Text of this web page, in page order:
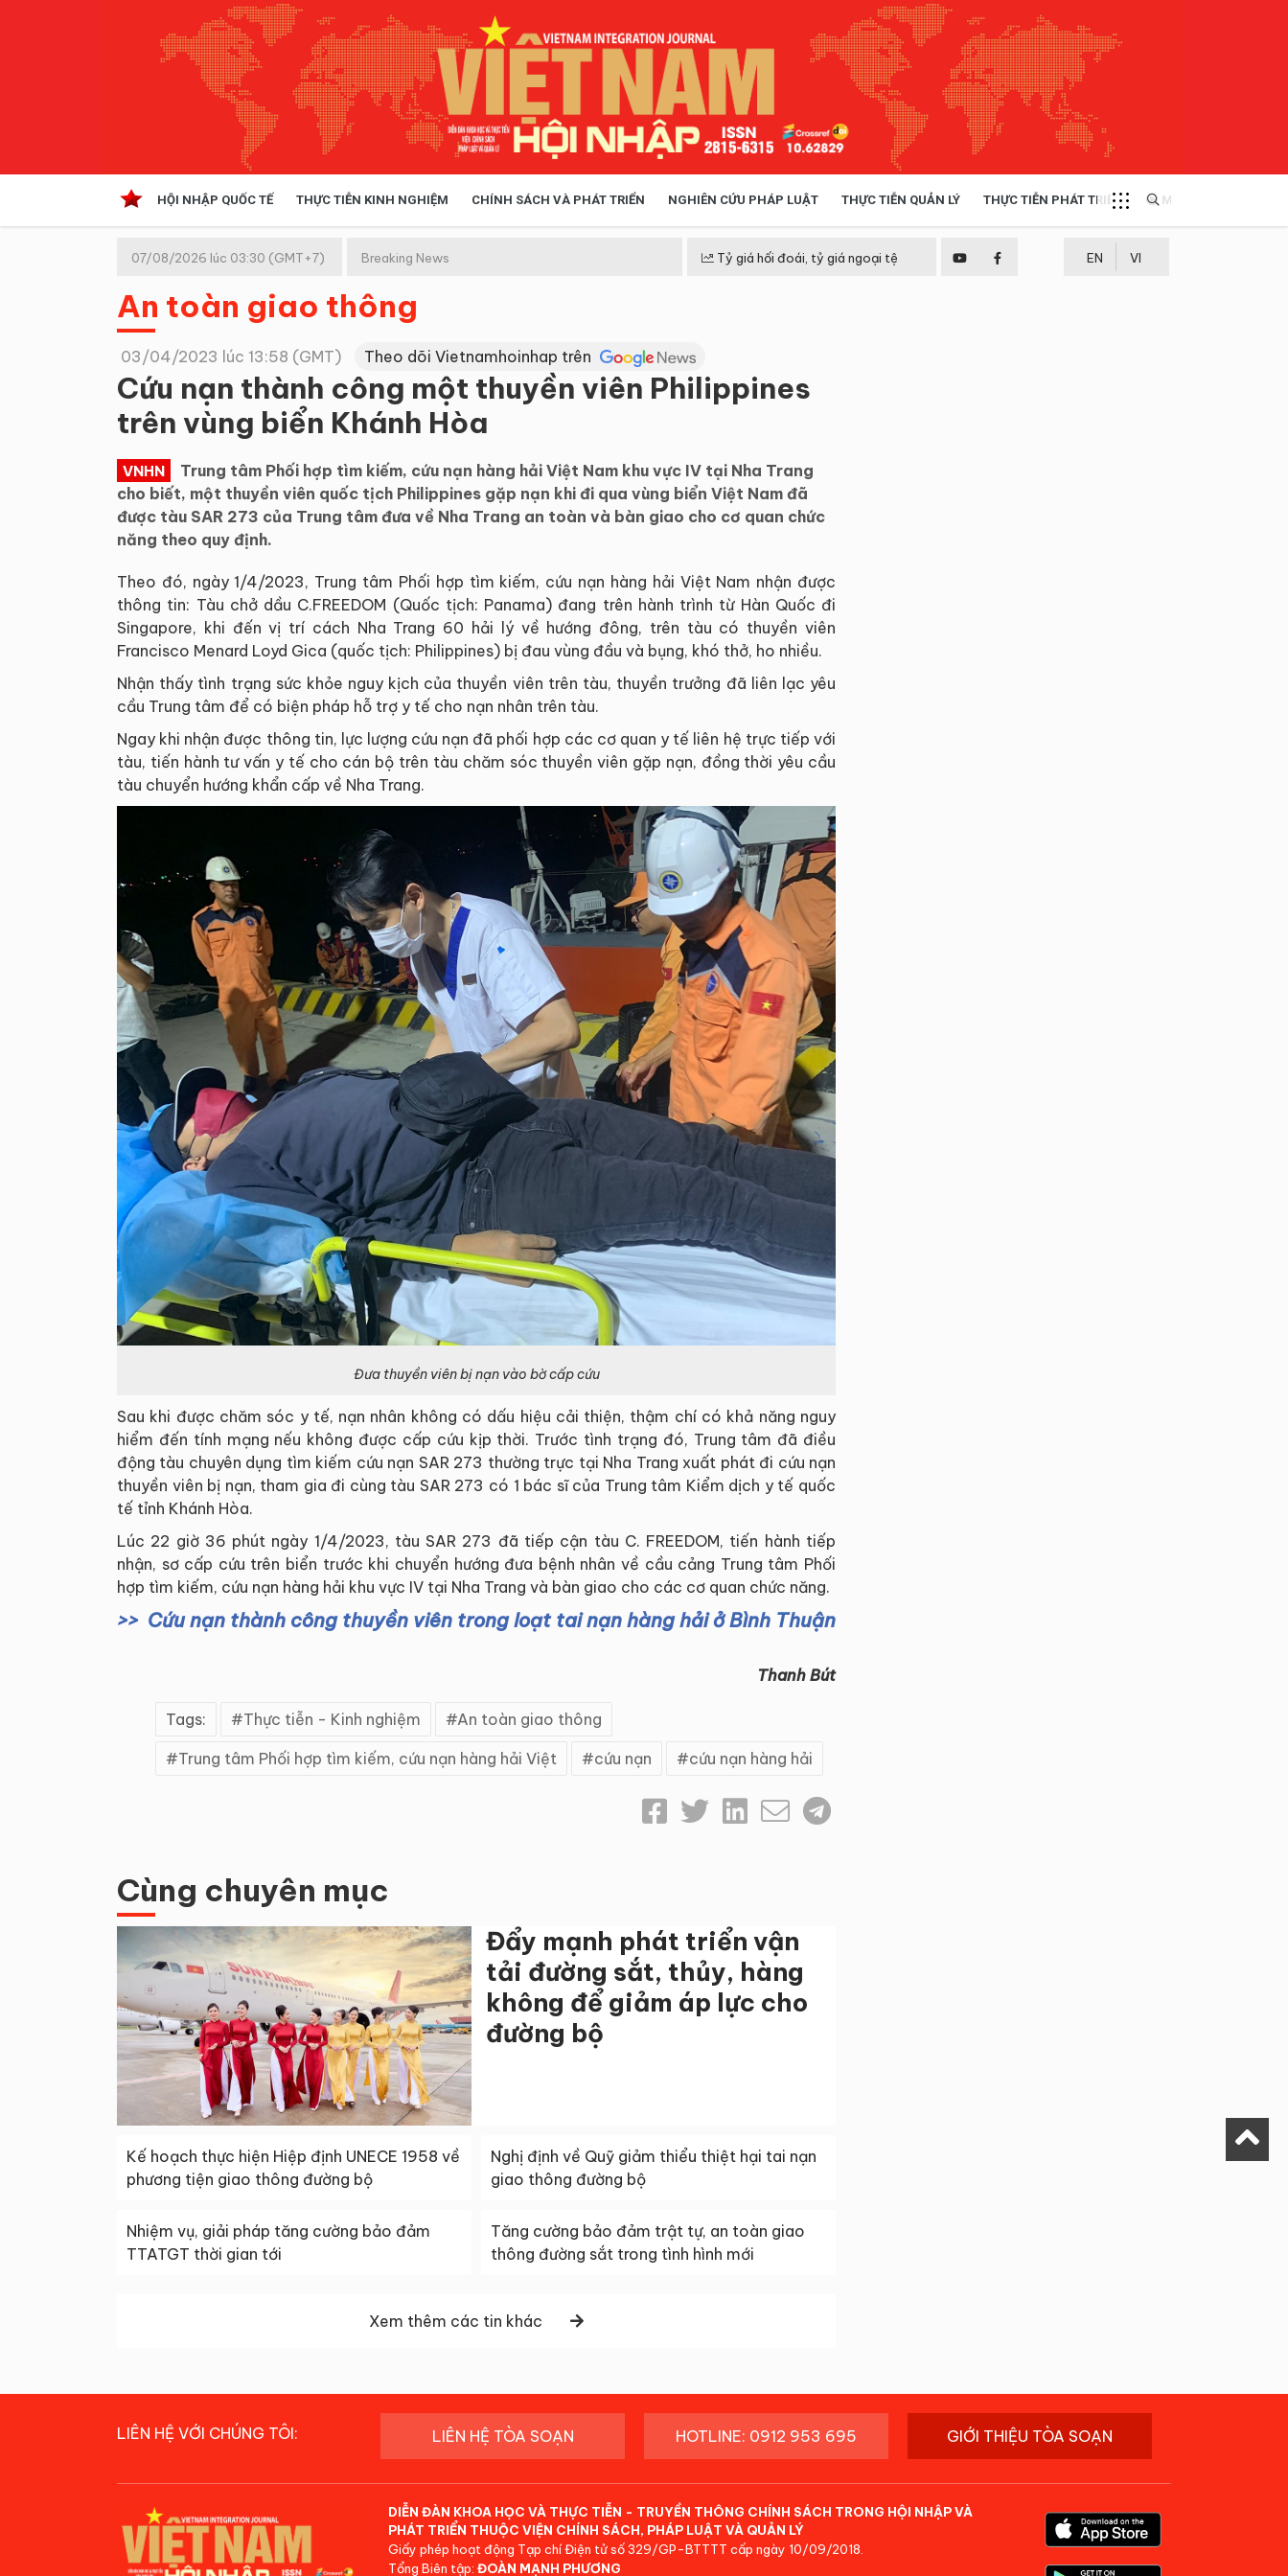
HỘI NHẬP QUỐC TẾ THỰC TIỄN KINH NGHIỆM CHÍNH SÁCH VÀ PHÁT TRIỂN NGHIÊN CỨU PHÁP LUẬT THỰC TIỄN QUẢN LÝ THỰC TIỄN PHÁT TRIỂN MULTIMEDIA
Kinh tế hội nhập
Doanh nghiệp
07/08/2026 lúc 03:30 (GMT+7) Breaking News Tỷ giá hối đoái, tỷ giá ngoại tệ EN VI
An toàn giao thông
03/04/2023 lúc 13:58 (GMT) Theo dõi Vietnamhoinhap trên
Cứu nạn thành công một thuyền viên Philippines
trên vùng biển Khánh Hòa
VNHN
Trung tâm Phối hợp tìm kiếm, cứu nạn hàng hải Việt Nam khu vực IV tại Nha Trang
cho biết, một thuyền viên quốc tịch Philippines gặp nạn khi đi qua vùng biển Việt Nam đã
được tàu SAR 273 của Trung tâm đưa về Nha Trang an toàn và bàn giao cho cơ quan chức
năng theo quy định.
Theo đó, ngày 1/4/2023, Trung tâm Phối hợp tìm kiếm, cứu nạn hàng hải Việt Nam nhận được
thông tin: Tàu chở dầu C.FREEDOM (Quốc tịch: Panama) đang trên hành trình từ Hàn Quốc đi
Singapore, khi đến vị trí cách Nha Trang 60 hải lý về hướng đông, trên tàu có thuyền viên
Francisco Menard Loyd Gica (quốc tịch: Philippines) bị đau vùng đầu và bụng, khó thở, ho nhiều.
Nhận thấy tình trạng sức khỏe nguy kịch của thuyền viên trên tàu, thuyền trưởng đã liên lạc yêu
cầu Trung tâm để có biện pháp hỗ trợ y tế cho nạn nhân trên tàu.
Ngay khi nhận được thông tin, lực lượng cứu nạn đã phối hợp các cơ quan y tế liên hệ trực tiếp với
tàu, tiến hành tư vấn y tế cho cán bộ trên tàu chăm sóc thuyền viên gặp nạn, đồng thời yêu cầu
tàu chuyển hướng khẩn cấp về Nha Trang.
Đưa thuyền viên bị nạn vào bờ cấp cứu
Sau khi được chăm sóc y tế, nạn nhân không có dấu hiệu cải thiện, thậm chí có khả năng nguy
hiểm đến tính mạng nếu không được cấp cứu kịp thời. Trước tình trạng đó, Trung tâm đã điều
động tàu chuyên dụng tìm kiếm cứu nạn SAR 273 thường trực tại Nha Trang xuất phát đi cứu nạn
thuyền viên bị nạn, tham gia đi cùng tàu SAR 273 có 1 bác sĩ của Trung tâm Kiểm dịch y tế quốc
tế tỉnh Khánh Hòa.
Lúc 22 giờ 36 phút ngày 1/4/2023, tàu SAR 273 đã tiếp cận tàu C. FREEDOM, tiến hành tiếp
nhận, sơ cấp cứu trên biển trước khi chuyển hướng đưa bệnh nhân về cầu cảng Trung tâm Phối
hợp tìm kiếm, cứu nạn hàng hải khu vực IV tại Nha Trang và bàn giao cho các cơ quan chức năng.
Cứu nạn thành công thuyền viên trong loạt tai nạn hàng hải ở Bình Thuận
Thanh Bút
Tags: Thực tiễn - Kinh nghiệm An toàn giao thông
Trung tâm Phối hợp tìm kiếm, cứu nạn hàng hải Việt cứu nạn cứu nạn hàng hải
Cùng chuyên mục
Đẩy mạnh phát triển vận
tải đường sắt, thủy, hàng
không để giảm áp lực cho
đường bộ
Kế hoạch thực hiện Hiệp định UNECE 1958 về
phương tiện giao thông đường bộ
Nghị định về Quỹ giảm thiểu thiệt hại tai nạn
giao thông đường bộ
Nhiệm vụ, giải pháp tăng cường bảo đảm
TTATGT thời gian tới
Tăng cường bảo đảm trật tự, an toàn giao
thông đường sắt trong tình hình mới
Xem thêm các tin khác
LIÊN HỆ VỚI CHÚNG TÔI: LIÊN HỆ TÒA SOẠN HOTLINE: 0912 953 695 GIỚI THIỆU TÒA SOẠN
DIỄN ĐÀN KHOA HỌC VÀ THỰC TIỄN - TRUYỀN THÔNG CHÍNH SÁCH TRONG HỘI NHẬP VÀ
PHÁT TRIỂN THUỘC VIỆN CHÍNH SÁCH, PHÁP LUẬT VÀ QUẢN LÝ
Giấy phép hoạt động Tạp chí Điện tử số 329/GP-BTTTT cấp ngày 10/09/2018.
Tổng Biên tập: ĐOÀN MẠNH PHƯƠNG